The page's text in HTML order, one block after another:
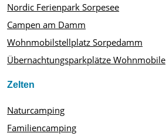
Nordic Ferienpark Sorpesee
Campen am Damm
Wohnmobilstellplatz Sorpedamm
Übernachtungsparkplätze Wohnmobile
Zelten
Naturcamping
Familiencamping